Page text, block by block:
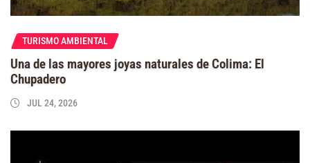
TURISMO AMBIENTAL
Una de las mayores joyas naturales de Colima: El
Chupadero
JUL 24, 2026